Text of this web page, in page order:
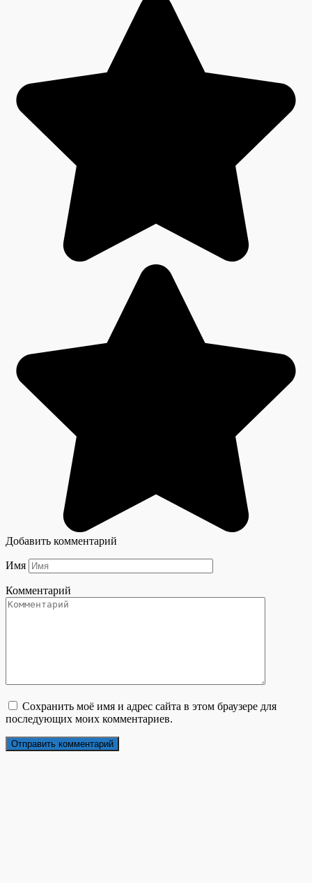
Добавить комментарий
Имя
Комментарий
Сохранить моё имя и адрес сайта в этом браузере для
последующих моих комментариев.